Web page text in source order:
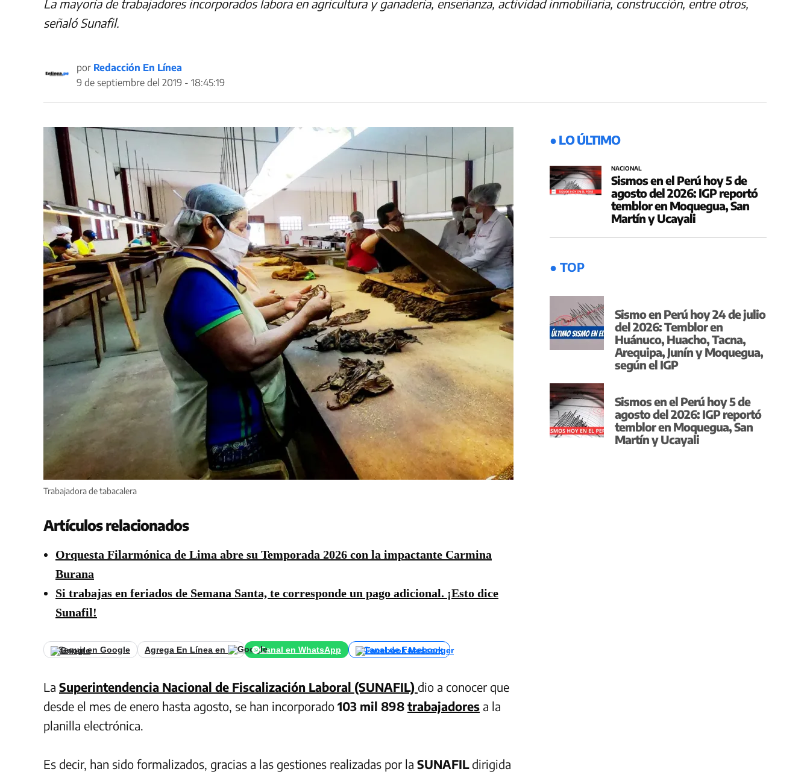
La mayoría de trabajadores incorporados labora en agricultura y ganadería, enseñanza, actividad inmobiliaria, construcción, entre otros,
señaló Sunafil.
por Redacción En Línea
9 de septiembre del 2019 - 18:45:19
Trabajadora de tabacalera
Artículos relacionados
Orquesta Filarmónica de Lima abre su Temporada 2026 con la impactante Carmina
Burana
Si trabajas en feriados de Semana Santa, te corresponde un pago adicional. ¡Esto dice
Sunafil!
Seguir en Google Agrega En Línea en Canal en WhatsApp Canal de Facebook
La Superintendencia Nacional de Fiscalización Laboral (SUNAFIL) dio a conocer que
desde el mes de enero hasta agosto, se han incorporado 103 mil 898 trabajadores a la
planilla electrónica.
Es decir, han sido formalizados, gracias a las gestiones realizadas por la SUNAFIL dirigida
● LO ÚLTIMO
NACIONAL
Sismos en el Perú hoy 5 de
agosto del 2026: IGP reportó
temblor en Moquegua, San
Martín y Ucayali
● TOP
Sismo en Perú hoy 24 de julio
del 2026: Temblor en
Huánuco, Huacho, Tacna,
Arequipa, Junín y Moquegua,
según el IGP
Sismos en el Perú hoy 5 de
agosto del 2026: IGP reportó
temblor en Moquegua, San
Martín y Ucayali